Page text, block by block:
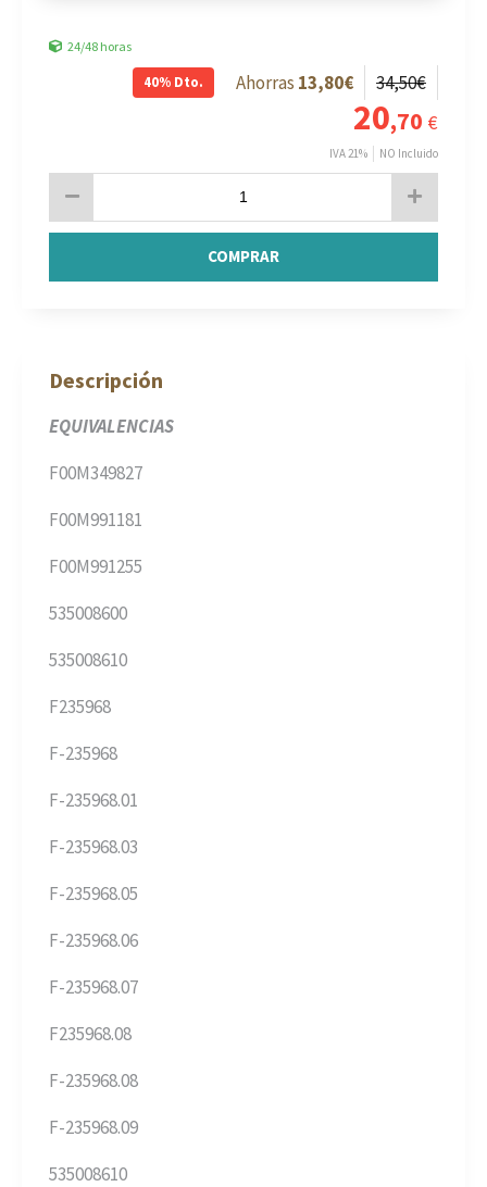
24/48 horas
40% Dto. 13,80€ 34,50€
20,70 €
IVA 21% NO Incluido
COMPRAR
Descripción
EQUIVALENCIAS
F00M349827
F00M991181
F00M991255
535008600
535008610
F235968
F-235968
F-235968.01
F-235968.03
F-235968.05
F-235968.06
F-235968.07
F235968.08
F-235968.08
F-235968.09
535008610